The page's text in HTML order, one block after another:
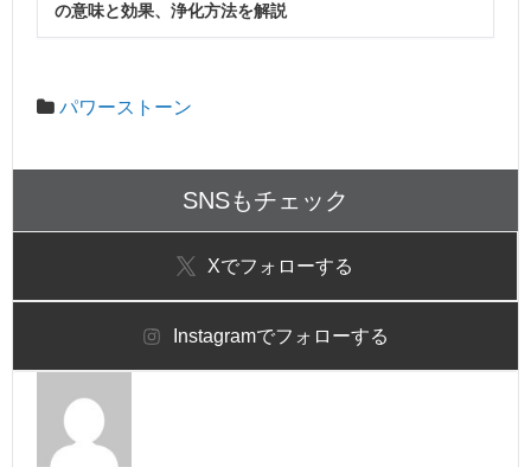
の意味と効果、浄化方法を解説
パワーストーン
SNSもチェック
Xでフォローする
Instagramでフォローする